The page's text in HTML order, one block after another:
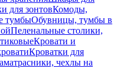
для зонтовКомоды,
тумбыОбувницы, тумбы в
Пеленальные столики,
Кровати и
Кроватки для
чехлы на